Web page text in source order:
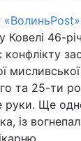
«ВолиньPost»
Ковелі 46-
та 25-ти
руки. Ще
із